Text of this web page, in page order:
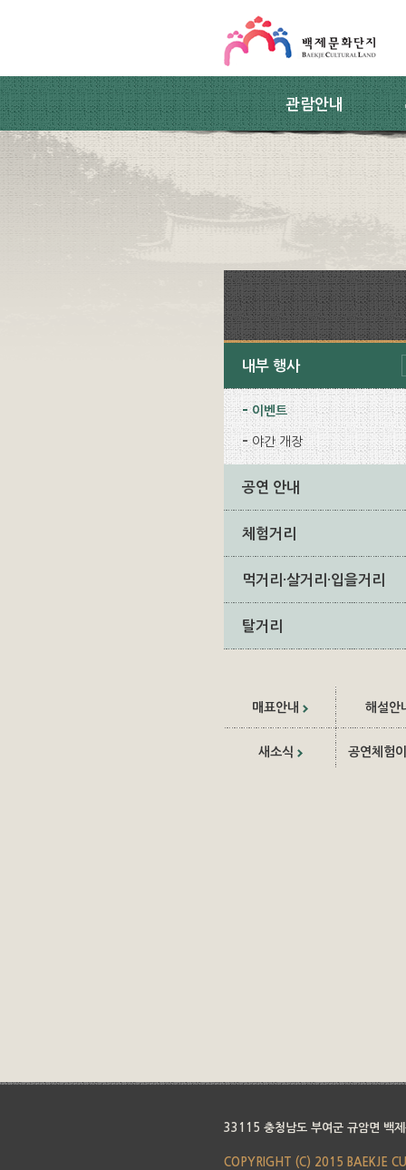
관람안내
내부 행사
이벤트
야간 개장
공연 안내
체험거리
먹거리·살거리·입을거리
탈거리
매표안내 해설안
새소식 공연체험
33115 충청남도 부여군 규암면 백
COPYRIGHT (C) 2015 BAEKJE